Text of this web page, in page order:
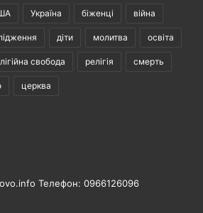
Україна біженці війна
діти молитва освіта
свобода релігія смерть
церква
Телефон: 0966126096